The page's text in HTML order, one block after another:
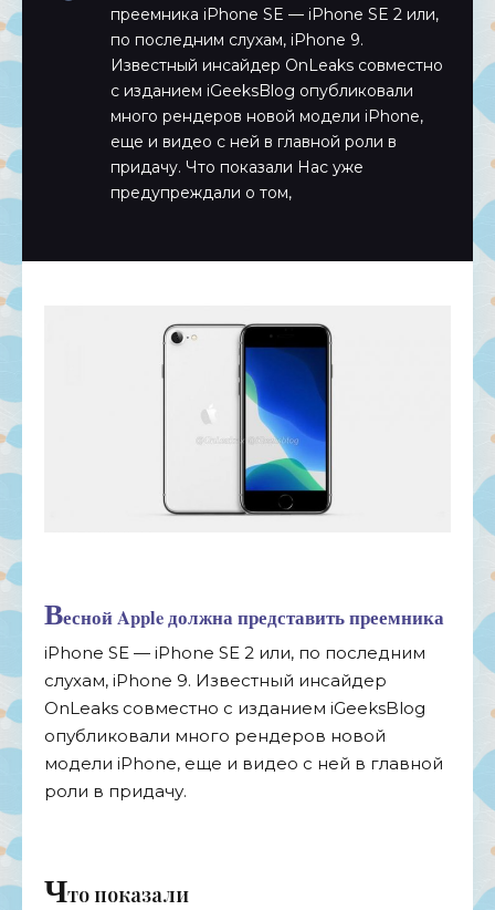
преемника iPhone SE — iPhone SE 2 или,
по последним слухам, iPhone 9.
Известный инсайдер OnLeaks совместно
с изданием iGeeksBlog опубликовали
много рендеров новой модели iPhone,
еще и видео с ней в главной роли в
придачу. Что показали Нас уже
предупреждали о том,
Весной Apple должна представить преемника
iPhone SE — iPhone SE 2 или, по последним
слухам, iPhone 9. Известный инсайдер
OnLeaks совместно с изданием iGeeksBlog
опубликовали много рендеров новой
модели iPhone, еще и видео с ней в главной
роли в придачу.
Что показали